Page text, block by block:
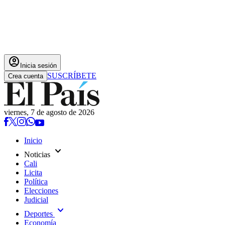
account_circle Inicia sesión
Crea cuenta SUSCRÍBETE
viernes, 7 de agosto de 2026
Inicio
Noticias expand_more
Cali
Licita
Política
Elecciones
Judicial
Deportes expand_more
Economía